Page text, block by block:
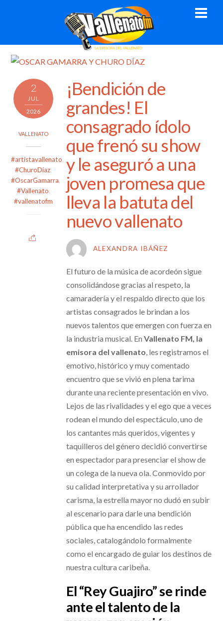
2
JUL
2026
VALLENATO
#artistavallenato,
#ChuroDíaz,
#OscarGamarra,
#Vallenato,
#vallenatofm
¡Bendición de
grandes! El
consagrado ídolo
que frenó su show
y le aseguró a una
joven promesa que
lleva la batuta del
nuevo vallenato
ALEXANDRA IBÁÑEZ
El futuro de la música de acordeón sigue
consolidándose gracias al respeto, la
camaradería y el respaldo directo que los
artistas consagrados le brindan a los
nuevos talentos que emergen con fuerza en
la industria musical. En Vallenato FM, la
emisora del vallenato , les registramos el
emotivo, histórico y muy comentado
encuentro que se vivió en plena tarima
durante una reciente presentación en vivo.
Lejos de las rivalidades y el ego que a veces
rodean el mundo del espectáculo, uno de
los cantantes más queridos, vigentes y
taquilleros del género decidió convertirse
en espectador para presenciar el show de
un colega de la nueva ola. Conmovido por
su calidad interpretativa y su arrollador
carisma, la estrella mayor no dudó en subir
al escenario para darle una bendición
pública que ha encendido las redes
sociales, catalogándolo formalmente
como el encargado de guiar los destinos de
nuestra cultura caribeña.
El “Rey Guajiro” se rinde
ante el talento de la